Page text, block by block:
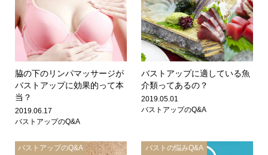
脇の下のリンパマッサージが
バストアップに効果的って本
当？
2019.06.17
バストアップのQ&A
バストアップに適している魚
介類ってあるの？
2019.05.01
バストアップのQ&A
バストアップのQ&A バストの悩みQ&A